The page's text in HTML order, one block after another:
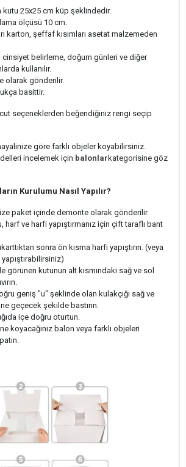
25x25 cm küp şeklindedir.
ölçüsü 10 cm.
karton, şeffaf kısımları asetat malzemeden
cinsiyet belirleme, doğum günleri ve diğer
kullanılır.
olarak gönderilir.
basittir.
seçeneklerden beğendiğiniz rengi seçip
göre farklı objeler koyabilirsiniz.
incelemek için balonlar kategorisine göz
Kurulumu Nasıl Yapılır?
paket içinde demonte olarak gönderilir.
harf ve harfi yapıştırmanız için çift taraflı bant
sonra ön kısma harfi yapıştırın. (veya
görünen kutunun alt kısmındaki sağ ve sol
geniş "u" şeklinde olan kulakçığı sağ ve
geçecek şekilde bastırın.
içe doğru oturtun.
koyacağınız balon veya farklı objeleri